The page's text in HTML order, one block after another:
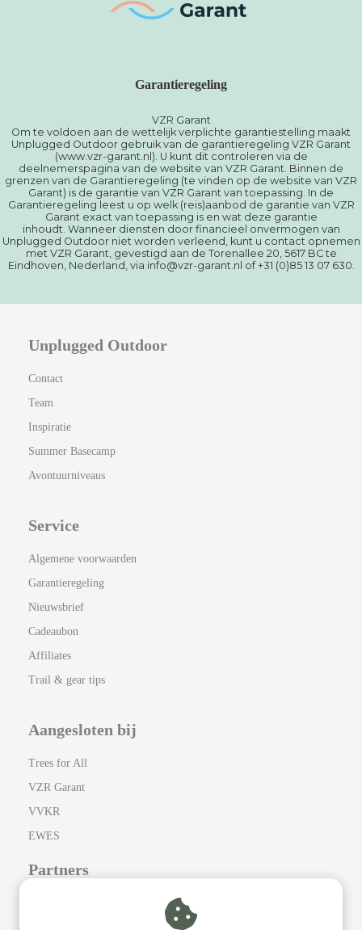
Garantieregeling
VZR Garant
Om te voldoen aan de wettelijk verplichte garantiestelling maakt
Unplugged Outdoor gebruik van de garantieregeling VZR Garant
(www.vzr-garant.nl). U kunt dit controleren via de
deelnemerspagina van de website van VZR Garant. Binnen de
grenzen van de Garantieregeling (te vinden op de website van VZR
Garant) is de garantie van VZR Garant van toepassing. In de
Garantieregeling leest u op welk (reis)aanbod de garantie van VZR
Garant exact van toepassing is en wat deze garantie
inhoudt. Wanneer diensten door financieel onvermogen van
Unplugged Outdoor niet worden verleend, kunt u contact opnemen
met VZR Garant, gevestigd aan de Torenallee 20, 5617 BC te
Eindhoven, Nederland, via info@vzr-garant.nl of +31 (0)85 13 07 630.
Unplugged Outdoor
Contact
Team
Inspiratie
Summer Basecamp
Avontuurniveaus
Service
Algemene voorwaarden
Garantieregeling
Nieuwsbrief
Cadeaubon
Affiliates
Trail & gear tips
Aangesloten bij
Trees for All
VZR Garant
VVKR
EWES
Partners